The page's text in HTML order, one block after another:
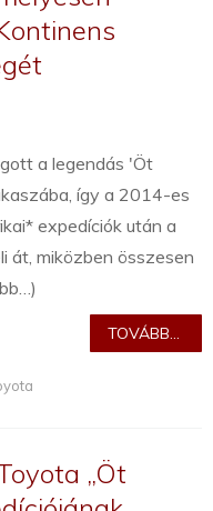
a legendás 'Öt
így a 2014-es
expedíciók után a
át, miközben összesen
TOVÁBB...
„Öt